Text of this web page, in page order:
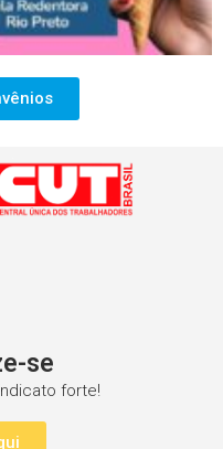
se
forte!